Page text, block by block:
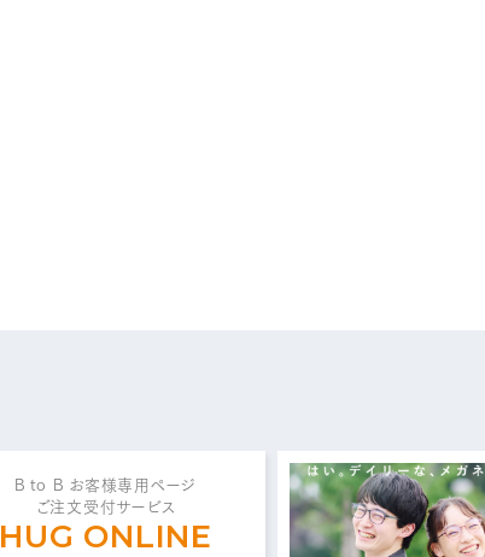
代表 / 営業・企画・総務・経理
TEL：0776-89-1370 FAX：0776-89-1375
B to B お客様専用ページ
ご注文受付サービス
HUG ONLINE